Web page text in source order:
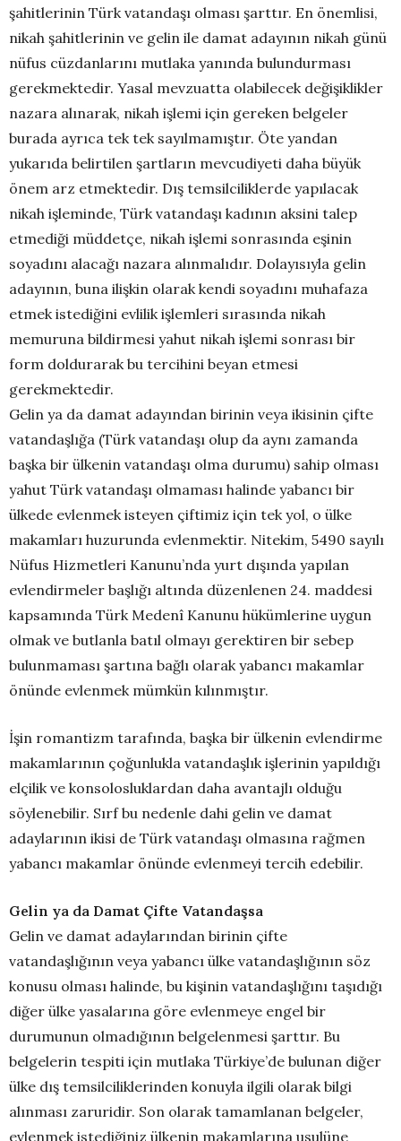
şahitlerinin Türk vatandaşı olması şarttır. En önemlisi,
nikah şahitlerinin ve gelin ile damat adayının nikah günü
nüfus cüzdanlarını mutlaka yanında bulundurması
gerekmektedir. Yasal mevzuatta olabilecek değişiklikler
nazara alınarak, nikah işlemi için gereken belgeler
burada ayrıca tek tek sayılmamıştır. Öte yandan
yukarıda belirtilen şartların mevcudiyeti daha büyük
önem arz etmektedir. Dış temsilciliklerde yapılacak
nikah işleminde, Türk vatandaşı kadının aksini talep
etmediği müddetçe, nikah işlemi sonrasında eşinin
soyadını alacağı nazara alınmalıdır. Dolayısıyla gelin
adayının, buna ilişkin olarak kendi soyadını muhafaza
etmek istediğini evlilik işlemleri sırasında nikah
memuruna bildirmesi yahut nikah işlemi sonrası bir
form doldurarak bu tercihini beyan etmesi
gerekmektedir.
Gelin ya da damat adayından birinin veya ikisinin çifte
vatandaşlığa (Türk vatandaşı olup da aynı zamanda
başka bir ülkenin vatandaşı olma durumu) sahip olması
yahut Türk vatandaşı olmaması halinde yabancı bir
ülkede evlenmek isteyen çiftimiz için tek yol, o ülke
makamları huzurunda evlenmektir. Nitekim, 5490 sayılı
Nüfus Hizmetleri Kanunu’nda yurt dışında yapılan
evlendirmeler başlığı altında düzenlenen 24. maddesi
kapsamında Türk Medenî Kanunu hükümlerine uygun
olmak ve butlanla batıl olmayı gerektiren bir sebep
bulunmaması şartına bağlı olarak yabancı makamlar
önünde evlenmek mümkün kılınmıştır.
İşin romantizm tarafında, başka bir ülkenin evlendirme
makamlarının çoğunlukla vatandaşlık işlerinin yapıldığı
elçilik ve konsolosluklardan daha avantajlı olduğu
söylenebilir. Sırf bu nedenle dahi gelin ve damat
adaylarının ikisi de Türk vatandaşı olmasına rağmen
yabancı makamlar önünde evlenmeyi tercih edebilir.
Gelin ya da Damat Çifte Vatandaşsa
Gelin ve damat adaylarından birinin çifte
vatandaşlığının veya yabancı ülke vatandaşlığının söz
konusu olması halinde, bu kişinin vatandaşlığını taşıdığı
diğer ülke yasalarına göre evlenmeye engel bir
durumunun olmadığının belgelenmesi şarttır. Bu
belgelerin tespiti için mutlaka Türkiye’de bulunan diğer
ülke dış temsilciliklerinden konuyla ilgili olarak bilgi
alınması zaruridir. Son olarak tamamlanan belgeler,
evlenmek istediğiniz ülkenin makamlarına usulüne